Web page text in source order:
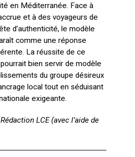
en Méditerranée. Face à
et à des voyageurs de
d’authenticité, le modèle
comme une réponse
La réussite de ce
bien servir de modèle
du groupe désireux
local tout en séduisant
exigeante.
LCE (avec l’aide de